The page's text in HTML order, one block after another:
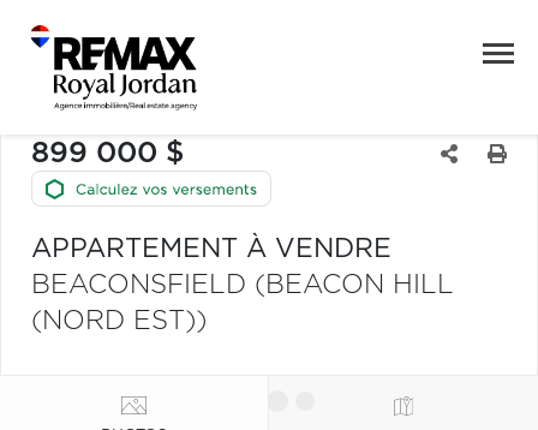
899 000 $
APPARTEMENT À VENDRE
BEACONSFIELD (BEACON HILL
(NORD EST))